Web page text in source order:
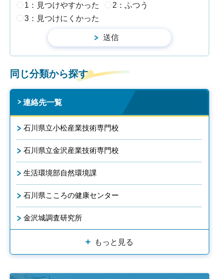
1：見つけやすかった
2：ふつう
3：見つけにくかった
同じ分類から探す
連絡先一覧
石川県立小松産業技術専門校
石川県立金沢産業技術専門校
生活環境部自然環境課
石川県こころの健康センター
金沢城調査研究所
もっと見る